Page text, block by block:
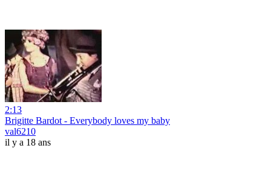
2:13
Brigitte Bardot - Everybody loves my baby
val6210
il y a 18 ans